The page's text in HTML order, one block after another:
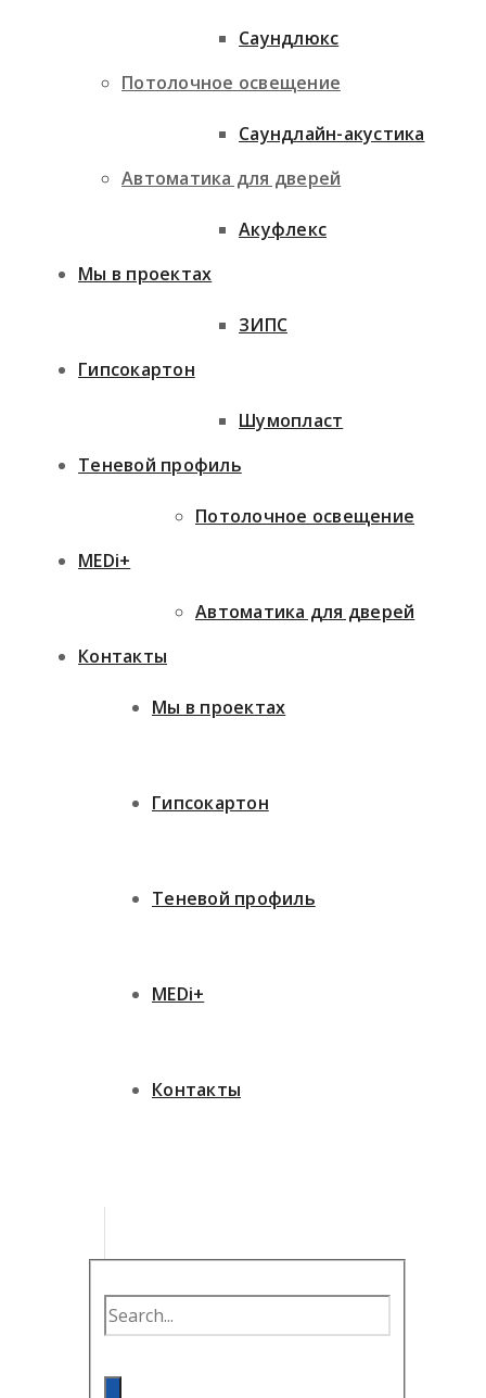
Потолочное освещение
Автоматика для дверей
Мы в проектах
Гипсокартон
Теневой профиль
MEDi+
Контакты
Саундлюкс
Саундлайн-акустика
Акуфлекс
ЗИПС
Шумопласт
Потолочное освещение
Автоматика для дверей
Мы в проектах
Гипсокартон
Теневой профиль
MEDi+
Контакты